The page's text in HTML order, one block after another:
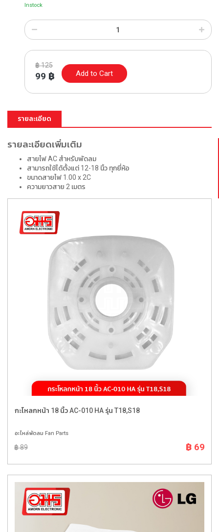
Instock
฿125
99 ฿ Add to Cart
รายละเอียด
รายละเอียดเพิ่มเติม
สายไฟ AC สำหรับพัดลม
สามารถใช้ได้ตั้งแต่ 12-18 นิ้ว ทุกยี่ห้อ
ขนาดสายไฟ 1.00 x 2C
ความยาวสาย 2 เมตร
กะโหลกหน้า 18 นิ้ว AC-010 HA รุ่น T18,S18
อะไหล่พัดลม Fan Parts
฿ 89 ฿ 69